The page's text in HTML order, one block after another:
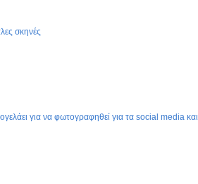
σκηνές
για να φωτογραφηθεί για τα social media και